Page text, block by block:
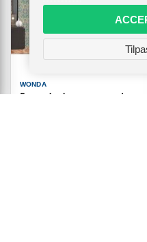
WONDA
5-panels skærmvæg med